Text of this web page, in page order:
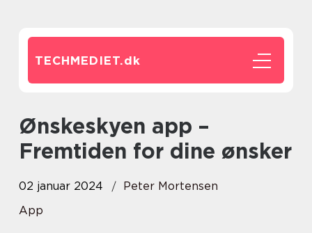
TECHMEDIET.dk
Ønskeskyen app –
Fremtiden for dine ønsker
02 januar 2024
Peter Mortensen
App